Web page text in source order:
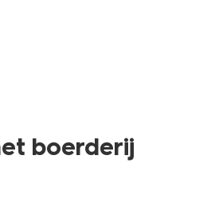
boerderij